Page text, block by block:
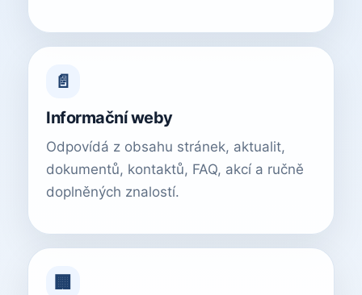
📄
Informační weby
Odpovídá z obsahu stránek, aktualit,
dokumentů, kontaktů, FAQ, akcí a ručně
doplněných znalostí.
🏢